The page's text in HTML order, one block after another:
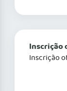
Inscrição
Inscrição